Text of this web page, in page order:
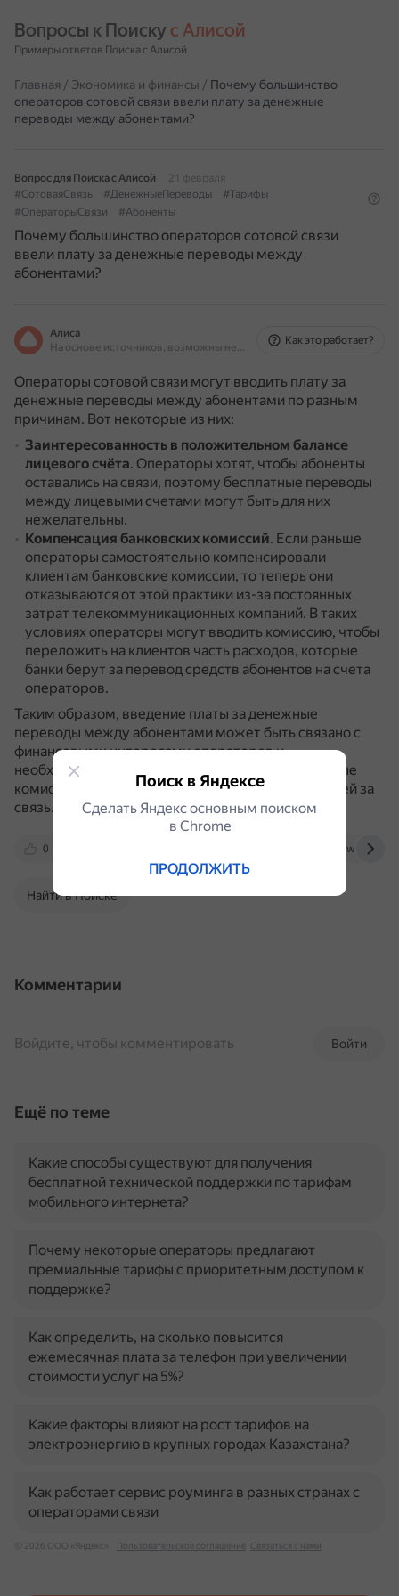
Вопросы к Поиску с Алисой
Примеры ответов Поиска с Алисой
Главная / Экономика и финансы / Почему большинство
операторов сотовой связи ввели плату за денежные
переводы между абонентами?
Вопрос для Поиска с Алисой
21 февраля
#СотоваяСвязь
#ДенежныеПереводы
#Тарифы
#ОператорыСвязи
#Абоненты
Почему большинство операторов сотовой связи
ввели плату за денежные переводы между
абонентами?
Алиса
На основе источников, возможны неточности
Как это работает?
Операторы сотовой связи могут вводить плату за
денежные переводы между абонентами по разным
причинам. Вот некоторые из них:
Заинтересованность в положительном балансе
лицевого счёта. Операторы хотят, чтобы абоненты
оставались на связи, поэтому бесплатные переводы
между лицевыми счетами могут быть для них
нежелательны.
Компенсация банковских комиссий. Если раньше
операторы самостоятельно компенсировали
клиентам банковские комиссии, то теперь они
отказываются от этой практики из-за постоянных
затрат телекоммуникационных компаний. В таких
условиях операторы могут вводить комиссию, чтобы
переложить на клиентов часть расходов, которые
банки берут за перевод средств абонентов на счета
операторов.
Таким образом, введение платы за денежные
переводы между абонентами может быть связано с
финансовыми интересами операторов и
необходимостью компенсировать дополнительные
комиссии, которые банки берут за приём платежей за
связь.
0
Найти в Поиске
Комментарии
Войти
Войдите, чтобы комментировать
Ещё по теме
Какие способы существуют для получения
бесплатной технической поддержки по тарифам
мобильного интернета?
Почему некоторые операторы предлагают
премиальные тарифы с приоритетным доступом к
поддержке?
Как определить, на сколько повысится
ежемесячная плата за телефон при увеличении
стоимости услуг на 5%?
Какие факторы влияют на рост тарифов на
электроэнергию в крупных городах Казахстана?
Как работает сервис роуминга в разных странах с
операторами связи
© 2026 ООО «Яндекс» Пользовательское соглашение Связаться с нами
Поиск в Яндексе
Сделать Яндекс основным поиском
в Сhrome
ПРОДОЛЖИТЬ